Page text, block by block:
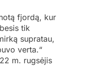
fjordą, kur
tik
supratau,
verta.“
m. rugsėjis